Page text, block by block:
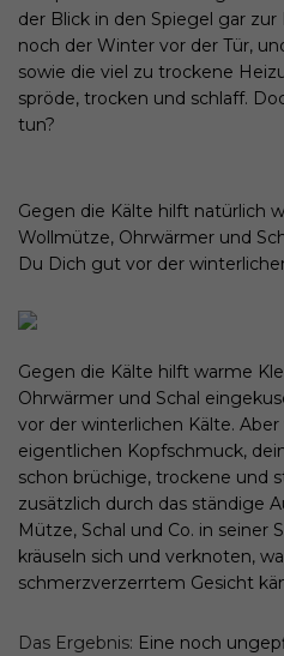
der Blick in den Spiegel gar
noch der Winter vor der Tür,
sowie die viel zu trockene
spröde, trocken und schlaff.
tun?
Gegen die Kälte hilft natürlich
Wollmütze, Ohrwärmer und
Du Dich gut vor der
Gegen die Kälte hilft warme
Ohrwärmer und Schal
vor der winterlichen Kälte.
eigentlichen Kopfschmuck,
schon brüchige, trockene und
zusätzlich durch das ständige
Mütze, Schal und Co. in seiner
kräuseln sich und verknoten,
schmerzverzerrtem Gesicht
Das Ergebnis: Eine noch